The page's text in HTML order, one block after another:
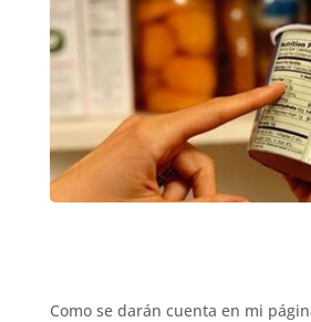
Como se darán cuenta en mi